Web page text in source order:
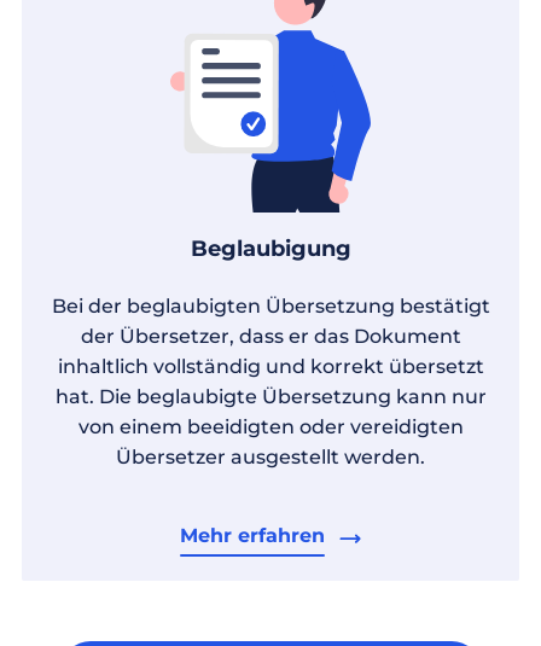
Beglaubigung
Bei der beglaubigten Übersetzung bestätigt
der Übersetzer, dass er das Dokument
inhaltlich vollständig und korrekt übersetzt
hat. Die beglaubigte Übersetzung kann nur
von einem beeidigten oder vereidigten
Übersetzer ausgestellt werden.
Mehr erfahren